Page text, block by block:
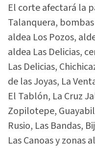
El corte afectará la
Talanquera,
aldea Los Pozos,
aldea Las Delicias,
Las Delicias,
de las Joyas, La
El Tablón, La Cruz
Zopilotepe,
Rusio, Las Bandas,
Las Canoas y zonas